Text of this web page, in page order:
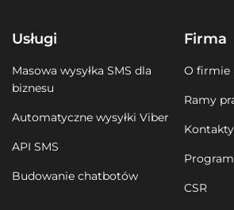
Usługi
Masowa wysyłka SMS dla
biznesu
Automatyczne wysyłki Viber
API SMS
Budowanie chatbotów
Firma
O firmie
Ramy
Kontakty
CSR